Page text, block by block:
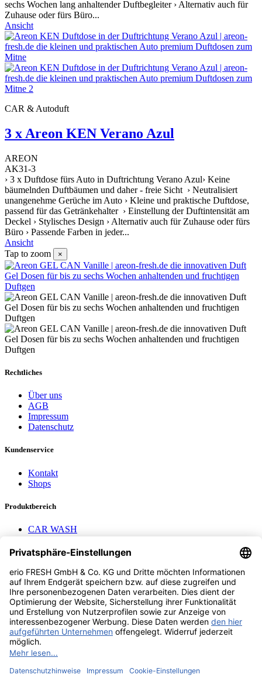
sechs Wochen lang anhaltender Duftbegleiter › Alternativ auch für
Zuhause oder fürs Büro...
Ansicht
CAR & Autoduft
3 x Areon KEN Verano Azul
AREON
AK31-3
› 3 x Duftdose fürs Auto in Duftrichtung Verano Azul› Keine
bäumelnden Duftbäumen und daher - freie Sicht › Neutralisiert
unangenehme Gerüche im Auto › Kleine und praktische Duftdose,
passend für das Getränkehalter › Einstellung der Duftintensität am
Deckel › Stylisches Design › Alternativ auch für Zuhause oder fürs
Büro › Passende Farben in jeder...
Ansicht
Tap to zoom
×
Rechtliches
Über uns
AGB
Impressum
Datenschutz
Kundenservice
Kontakt
Shops
Produktbereich
CAR WASH
AEROTEC
Nayax Cashless
Pay with Me
Contact us
erio FRESH GmbH & Co. KG
Stader Landstr. 7
28719 Bremen
+49 (0) 421 169 817 80